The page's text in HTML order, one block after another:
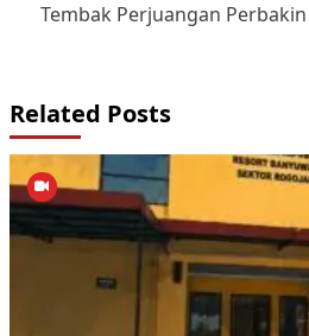
Tembak Perjuangan
Related Posts